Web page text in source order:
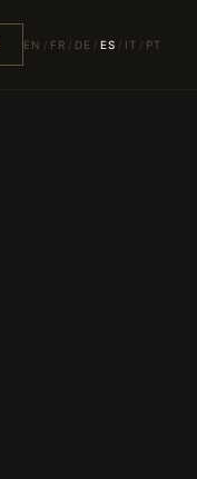
EN / FR / DE / ES / IT / PT